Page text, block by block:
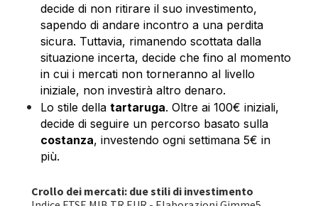
decide di non ritirare il suo investimento,
sapendo di andare incontro a una perdita
sicura. Tuttavia, rimanendo scottata dalla
situazione incerta, decide che fino al momento
in cui i mercati non torneranno al livello
iniziale, non investirà altro denaro.
Lo stile della tartaruga. Oltre ai 100€ iniziali,
decide di seguire un percorso basato sulla
costanza, investendo ogni settimana 5€ in
più.